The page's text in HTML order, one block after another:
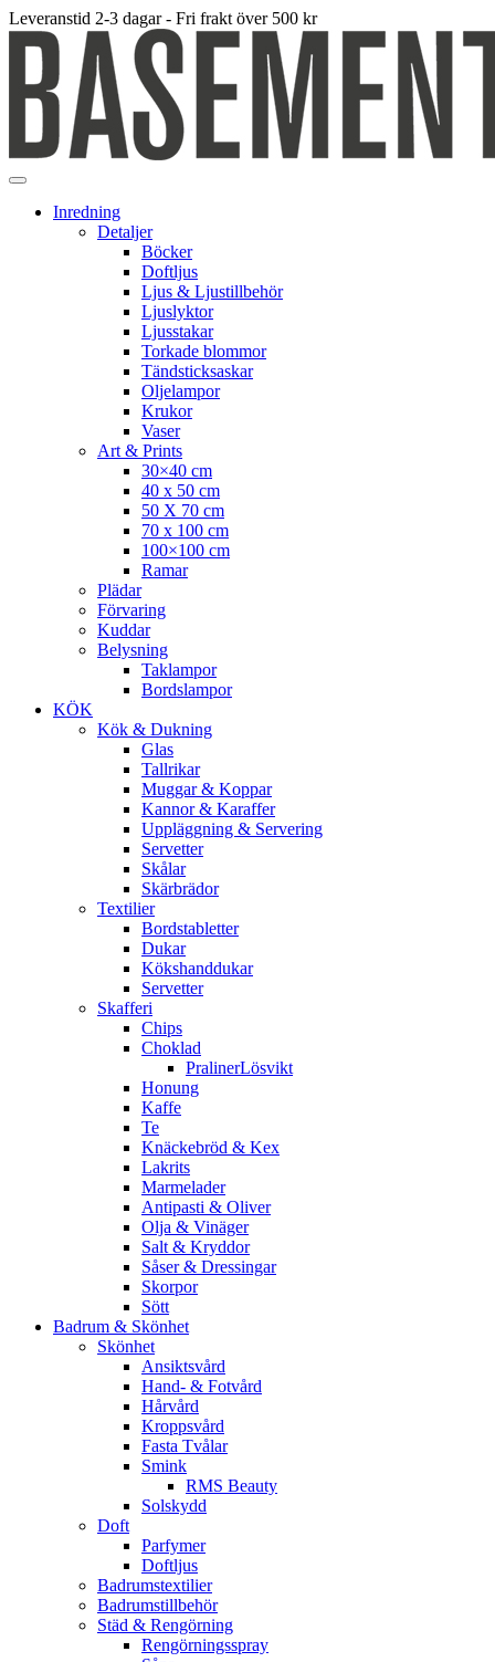
Leveranstid 2-3 dagar - Fri frakt över 500 kr
Inredning
Detaljer
Böcker
Doftljus
Ljus & Ljustillbehör
Ljuslyktor
Ljusstakar
Torkade blommor
Tändsticksaskar
Oljelampor
Krukor
Vaser
Art & Prints
30×40 cm
40 x 50 cm
50 X 70 cm
70 x 100 cm
100×100 cm
Ramar
Plädar
Förvaring
Kuddar
Belysning
Taklampor
Bordslampor
KÖK
Kök & Dukning
Glas
Tallrikar
Muggar & Koppar
Kannor & Karaffer
Uppläggning & Servering
Servetter
Skålar
Skärbrädor
Textilier
Bordstabletter
Dukar
Kökshanddukar
Servetter
Skafferi
Chips
Choklad
PralinerLösvikt
Honung
Kaffe
Te
Knäckebröd & Kex
Lakrits
Marmelader
Antipasti & Oliver
Olja & Vinäger
Salt & Kryddor
Såser & Dressingar
Skorpor
Sött
Badrum & Skönhet
Skönhet
Ansiktsvård
Hand- & Fotvård
Hårvård
Kroppsvård
Fasta Tvålar
Smink
RMS Beauty
Solskydd
Doft
Parfymer
Doftljus
Badrumstextilier
Badrumstillbehör
Städ & Rengörning
Rengörningsspray